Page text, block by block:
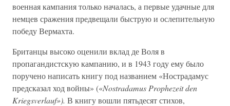
военная кампания только началась, а первые удачные для
немцев сражения предвещали быструю и ослепительную
победу Вермахта.
Британцы высоко оценили вклад де Воля в
пропагандистскую кампанию, и в 1943 году ему было
поручено написать книгу под названием «Нострадамус
предсказал ход войны» («Nostradamus Prophezeit den
Kriegsverlauf»). В книгу вошли пятьдесят стихов,